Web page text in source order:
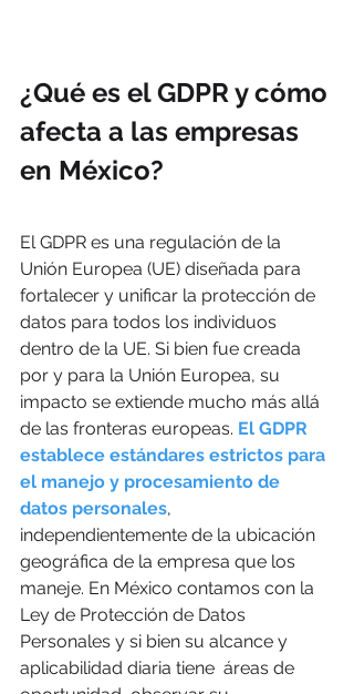
¿Qué es el GDPR y cómo
afecta a las empresas
en México?
El GDPR es una regulación de la
Unión Europea (UE) diseñada para
fortalecer y unificar la protección de
datos para todos los individuos
dentro de la UE. Si bien fue creada
por y para la Unión Europea, su
impacto se extiende mucho más allá
de las fronteras europeas. El GDPR
establece estándares estrictos para
el manejo y procesamiento de
datos personales,
independientemente de la ubicación
geográfica de la empresa que los
maneje. En México contamos con la
Ley de Protección de Datos
Personales y si bien su alcance y
aplicabilidad diaria tiene  áreas de